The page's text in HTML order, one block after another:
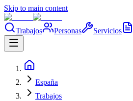
Skip to main content
Trabajos Personas Servicios
España
Trabajos